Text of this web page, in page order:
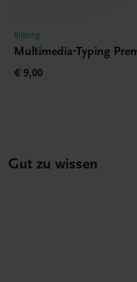
Bildung
Multimedia-Typing
€ 9,00
Gut zu wissen